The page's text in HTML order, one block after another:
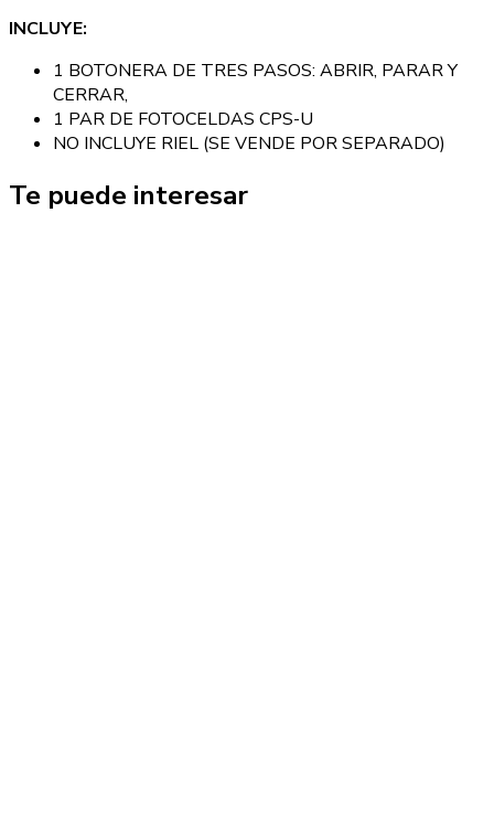
INCLUYE:
1 BOTONERA DE TRES PASOS: ABRIR, PARAR Y
CERRAR,
1 PAR DE FOTOCELDAS CPS-U
NO INCLUYE RIEL (SE VENDE POR SEPARADO)
Te puede interesar